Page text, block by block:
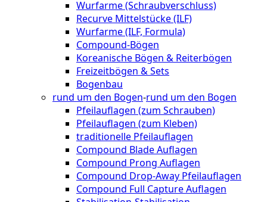
Wurfarme (Schraubverschluss)
Recurve Mittelstücke (ILF)
Wurfarme (ILF, Formula)
Compound-Bögen
Koreanische Bögen & Reiterbögen
Freizeitbögen & Sets
Bogenbau
rund um den Bogen-rund um den Bogen
Pfeilauflagen (zum Schrauben)
Pfeilauflagen (zum Kleben)
traditionelle Pfeilauflagen
Compound Blade Auflagen
Compound Prong Auflagen
Compound Drop-Away Pfeilauflagen
Compound Full Capture Auflagen